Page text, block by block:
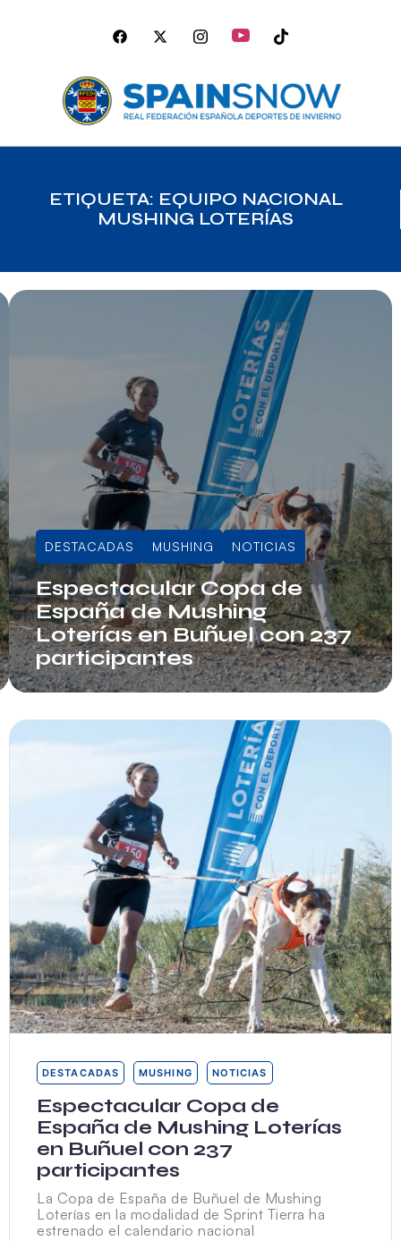
ETIQUETA: EQUIPO NACIONAL
MUSHING LOTERÍAS
DESTACADAS MUSHING NOTICIAS
Espectacular Copa de
España de Mushing
Loterías en Buñuel con 237
participantes
Info RFEDI
DESTACADAS MUSHING NOTICIAS
Espectacular Copa de
España de Mushing Loterías
en Buñuel con 237
participantes
La Copa de España de Buñuel de Mushing
Loterías en la modalidad de Sprint Tierra ha
estrenado el calendario nacional